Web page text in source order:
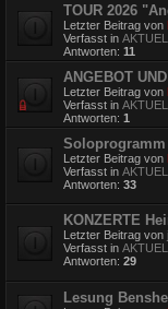
TOUR 2026
Letzter Beitrag von
Verfasst in
Antworten: 11
ANGEBOT
Letzter Beitrag von
Verfasst in
Antworten: 1
Letzter Beitrag von
Verfasst in
Antworten: 33
KONZERTE
Letzter Beitrag von
Verfasst in
Antworten: 29
Lesung